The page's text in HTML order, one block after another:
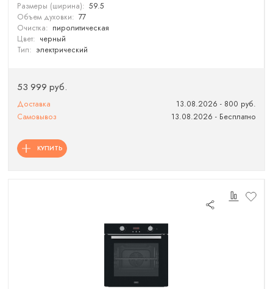
Размеры (ширина): 59.5
Объем духовки: 77
Очистка: пиролитическая
Цвет: черный
Тип: электрический
53 999 руб.
Доставка
13.08.2026 - 800 руб.
Самовывоз
13.08.2026 - Бесплатно
КУПИТЬ